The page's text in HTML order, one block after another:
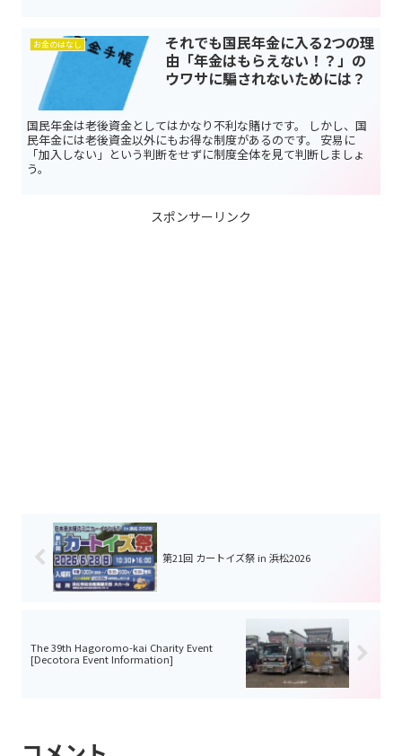
お金のはなし
それでも国民年金に入る2つの理
由「年金はもらえない！？」の
ウワサに騙されないためには？
国民年金は老後資金としてはかなり不利な賭けです。 しかし、国
民年金には老後資金以外にもお得な制度があるのです。 安易に
「加入しない」という判断をせずに制度全体を見て判断しましょ
う。
スポンサーリンク
第21回 カートイズ祭 in 浜松2026
The 39th Hagoromo-kai Charity Event
[Decotora Event Information]